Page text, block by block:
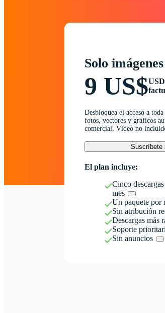
Solo imágenes
9 US$
Desbloquea el acceso a
fotos, vectores y gráficos
comercial. Vídeo no
Suscríbete
El plan incluye:
Cinco
mes
Un paquete por
Sin atribución
Descargas más
Soporte
Sin anuncios